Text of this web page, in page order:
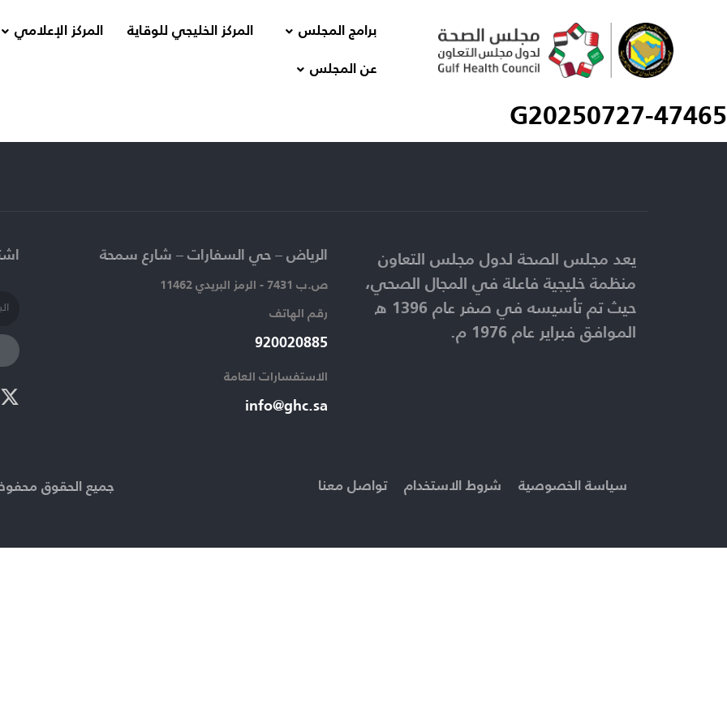
المركز الإعلامي المركز الخليجي للوقاية برامج المجلس
عن المجلس
G20250727-47465
الرياض – حي السفارات – شارع سمحة​
ص.ب 7431 - الرمز البريدي 11462
رقم الهاتف​
920020885​
الاستفسارات العامة ​
info@ghc.sa​
يعد مجلس الصحة لدول مجلس التعاون
منظمة خليجية فاعلة في المجال الصحي،
حيث تم تأسيسه في صفر عام 1396 ه
الموافق فبراير عام 1976 م.
جميع الحقوق تواصل معنا شروط الاستخدام سياسة الخصوصية